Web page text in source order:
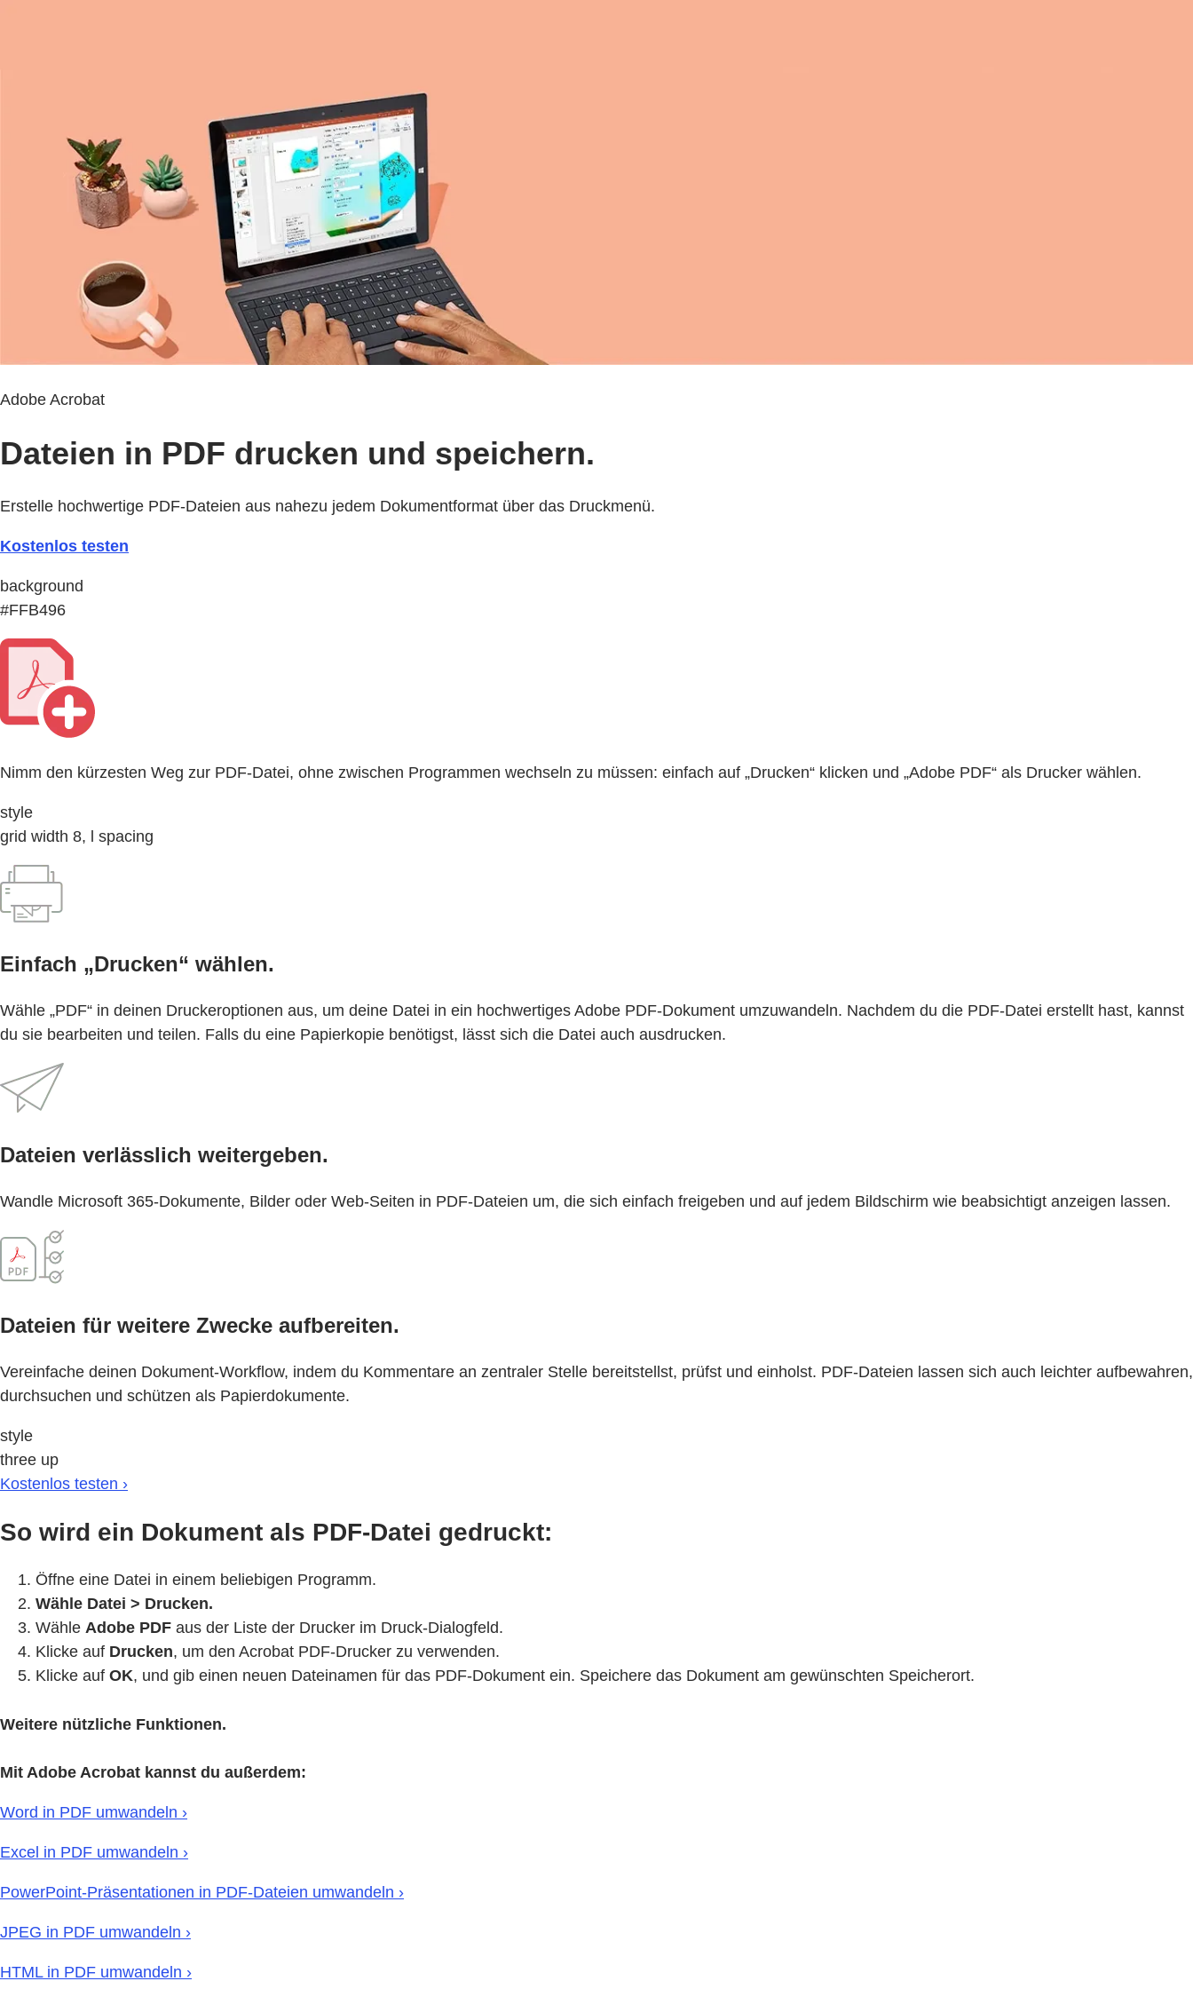
Adobe Acrobat
Dateien in PDF drucken und speichern.
Erstelle hochwertige PDF-Dateien aus nahezu jedem Dokumentformat über das Druckmenü.
Kostenlos testen
background
#FFB496
Nimm den kürzesten Weg zur PDF-Datei, ohne zwischen Programmen wechseln zu müssen: einfach auf „Drucken“ klicken und „Adobe PDF“ als Drucker wählen.
style
grid width 8, l spacing
Einfach „Drucken“ wählen.
Wähle „PDF“ in deinen Druckeroptionen aus, um deine Datei in ein hochwertiges Adobe PDF-Dokument umzuwandeln. Nachdem du die PDF-Datei erstellt hast, kannst
du sie bearbeiten und teilen. Falls du eine Papierkopie benötigst, lässt sich die Datei auch ausdrucken.
Dateien verlässlich weitergeben.
Wandle Microsoft 365-Dokumente, Bilder oder Web-Seiten in PDF-Dateien um, die sich einfach freigeben und auf jedem Bildschirm wie beabsichtigt anzeigen lassen.
Dateien für weitere Zwecke aufbereiten.
Vereinfache deinen Dokument-Workflow, indem du Kommentare an zentraler Stelle bereitstellst, prüfst und einholst. PDF-Dateien lassen sich auch leichter aufbewahren,
durchsuchen und schützen als Papierdokumente.
style
three up
Kostenlos testen ›
So wird ein Dokument als PDF-Datei gedruckt:
Öffne eine Datei in einem beliebigen Programm.
Wähle Datei > Drucken.
Wähle Adobe PDF aus der Liste der Drucker im Druck-Dialogfeld.
Klicke auf Drucken, um den Acrobat PDF-Drucker zu verwenden.
Klicke auf OK, und gib einen neuen Dateinamen für das PDF-Dokument ein. Speichere das Dokument am gewünschten Speicherort.
Weitere nützliche Funktionen.
Mit Adobe Acrobat kannst du außerdem:
Word in PDF umwandeln ›
Excel in PDF umwandeln ›
PowerPoint-Präsentationen in PDF-Dateien umwandeln ›
JPEG in PDF umwandeln ›
HTML in PDF umwandeln ›